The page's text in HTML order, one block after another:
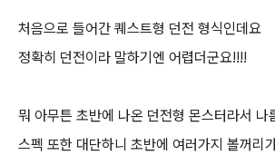
처음으로 들어간 퀘스트형 던전 형식인데요
정확히 던전이라 말하기엔 어렵더군요!!!!
뭐 아무튼 초반에 나온 던전형 몬스터라서 나
스펙 또한 대단하니 초반에 여러가지 볼꺼리